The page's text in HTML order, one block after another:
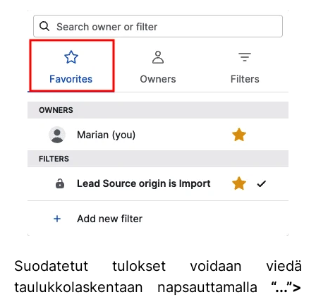
Suodatetut tulokset voidaan viedä
taulukkolaskentaan napsauttamalla “...”>